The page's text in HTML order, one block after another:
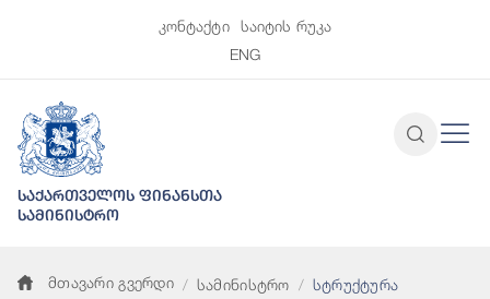
კონტაქტი
საიტის რუკა
ENG
საქართველოს ფინანსთა
სამინისტრო
მთავარი გვერდი სამინისტრო სტრუქტურა